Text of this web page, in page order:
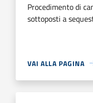
Procedimento di
sottoposti a
VAI ALLA PAGINA